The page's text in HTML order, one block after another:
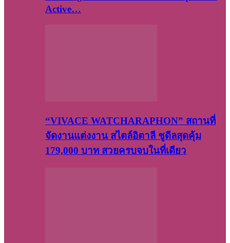
Active…
“VIVACE WATCHARAPHON” สถานที่
จัดงานแต่งงาน สไตล์อิตาลี ชูดีลสุดคุ้ม
179,000 บาท สวยครบจบในที่เดียว